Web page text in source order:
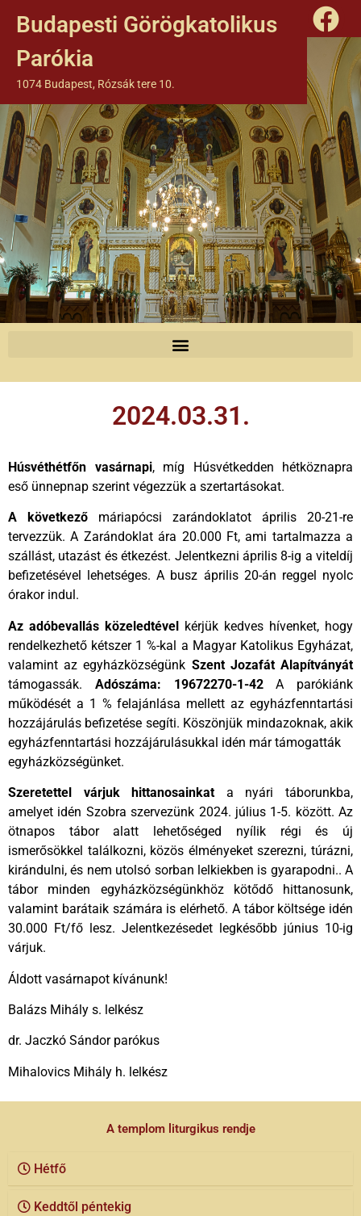
Budapesti Görögkatolikus
Parókia
1074 Budapest, Rózsák tere 10.
2024.03.31.
Húsvéthétfőn vasárnapi, míg Húsvétkedden hétköznapra
eső ünnepnap szerint végezzük a szertartásokat.
A következő máriapócsi zarándoklatot április 20-21-re
tervezzük. A Zarándoklat ára 20.000 Ft, ami tartalmazza a
szállást, utazást és étkezést. Jelentkezni április 8-ig a viteldíj
befizetésével lehetséges. A busz április 20-án reggel nyolc
órakor indul.
Az adóbevallás közeledtével kérjük kedves hívenket, hogy
rendelkezhető kétszer 1 %-kal a Magyar Katolikus Egyházat,
valamint az egyházközségünk Szent JozafátAlapítványát
támogassák. Adószáma: 19672270-1-42A parókiánk
működését a 1 % felajánlása mellett az egyházfenntartási
hozzájárulás befizetése segíti. Köszönjük mindazoknak, akik
egyházfenntartási hozzájárulásukkal idén már támogatták
egyházközségünket.
Szeretettel várjuk hittanosainkat a nyári táborunkba,
amelyet idén Szobra szervezünk 2024. július 1-5. között. Az
ötnapos tábor alatt lehetőséged nyílik régi és új
ismerősökkel találkozni, közös élményeket szerezni, túrázni,
kirándulni, és nem utolsó sorban lelkiekben is gyarapodni.. A
tábor minden egyházközségünkhöz kötődő hittanosunk,
valamint barátaik számára is elérhető. A tábor költsége idén
30.000 Ft/fő lesz. Jelentkezésedet legkésőbb június 10-ig
várjuk.
Áldott vasárnapot kívánunk!
Balázs Mihály s. lelkész
dr. Jaczkó Sándor parókus
Mihalovics Mihály h. lelkész
A templom liturgikus rendje
Hétfő
Keddtől péntekig